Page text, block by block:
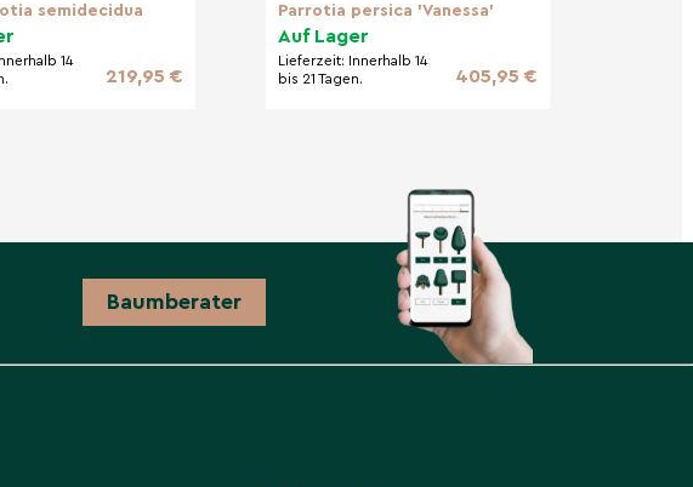
semidecidua
14
219,95 €
Parrotia persica 'Vanessa'
Auf Lager
Lieferzeit: Innerhalb 14
bis 21 Tagen.
405,95 €
Baumberater